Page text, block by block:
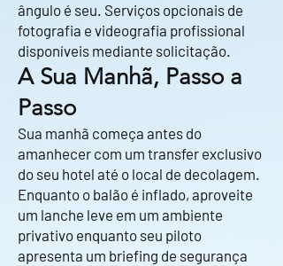
ângulo é seu. Serviços opcionais de
fotografia e videografia profissional
disponíveis mediante solicitação.
A Sua Manhã, Passo a
Passo
Sua manhã começa antes do
amanhecer com um transfer exclusivo
do seu hotel até o local de decolagem.
Enquanto o balão é inflado, aproveite
um lanche leve em um ambiente
privativo enquanto seu piloto
apresenta um briefing de segurança